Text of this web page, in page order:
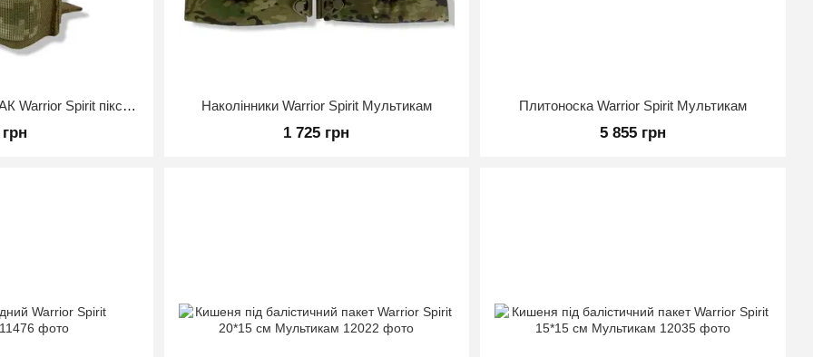
Підсумок під магазин АК Warrior Spirit піксель Наколінники Warrior Spirit Мультикам
1 725 грн
Плитоноска Warrior Spirit Мультикам
5 855 грн